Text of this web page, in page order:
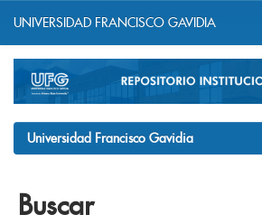
navigation
UNIVERSIDAD FRANCISCO GAVIDIA
Universidad Francisco Gavidia
Buscar